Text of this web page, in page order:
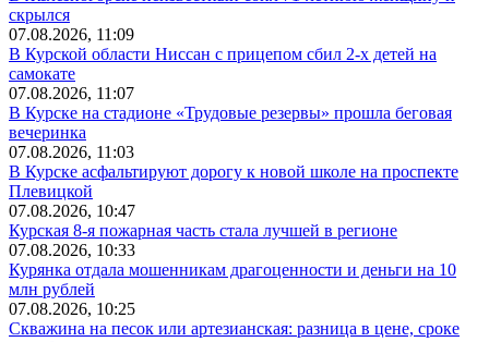
скрылся
07.08.2026, 11:09
В Курской области Ниссан с прицепом сбил 2-х детей на
самокате
07.08.2026, 11:07
В Курске на стадионе «Трудовые резервы» прошла беговая
вечеринка
07.08.2026, 11:03
В Курске асфальтируют дорогу к новой школе на проспекте
Плевицкой
07.08.2026, 10:47
Курская 8-я пожарная часть стала лучшей в регионе
07.08.2026, 10:33
Курянка отдала мошенникам драгоценности и деньги на 10
млн рублей
07.08.2026, 10:25
Скважина на песок или артезианская: разница в цене, сроке